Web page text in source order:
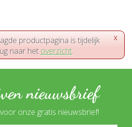
x
productpagina is tijdelijk
naar het overzicht.
nieuwsbrief
onze gratis nieuwsbrief!